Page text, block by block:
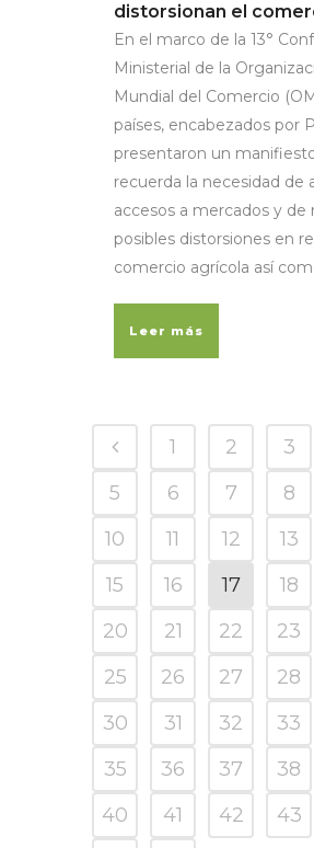
distorsionan el
En el marco de la 13°
Ministerial de la
Mundial del Comercio
países, encabezados por
presentaron un
recuerda la necesidad de
accesos a mercados y de
posibles distorsiones en
comercio agrícola así
Leer más
1 2 3
5
6 7 8
10
11 12 13
15
16 17 18
20
21 22 23
25
26 27 28
30
31 32 33
35
36 37 38
40
41 42 43